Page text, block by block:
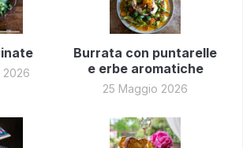
2026
Burrata con puntarelle
e erbe aromatiche
25 Maggio 2026